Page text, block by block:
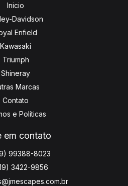
Inicio
Davidson
Enfield
Kawasaki
Triumph
Shineray
Marcas
Contato
e Políticas
em contato
99388-8023
3422-9856